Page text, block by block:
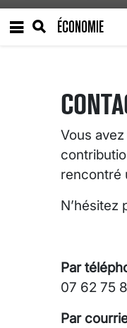
ÉCONOMIE
Vous
rencontré
N’hésitez
Par
07 62 75
Par